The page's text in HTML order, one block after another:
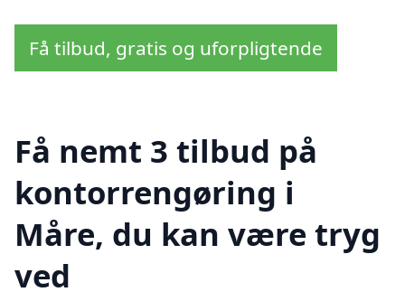
Få tilbud, gratis og uforpligtende
Få nemt 3 tilbud på
kontorrengøring i
Måre, du kan være tryg
ved